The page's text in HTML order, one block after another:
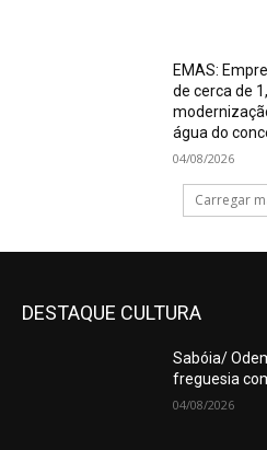
EMAS:
de cerca de
água do
04/08/2026
Carregar
DESTAQUE CULTURA
Sabóia/
freguesia
04/08/2026